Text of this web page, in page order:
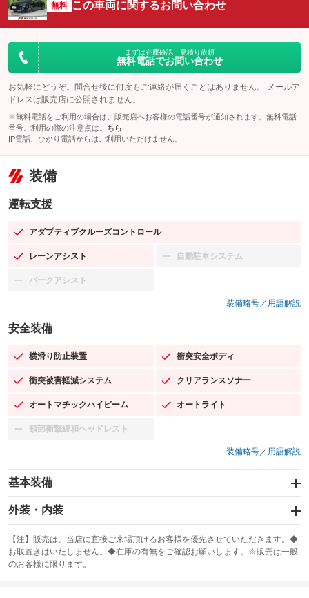
無料 この車両に関するお問い合わせ
まずは在庫確認・見積り依頼
無料電話でお問い合わせ
お気軽にどうぞ。問合せ後に何度もご連絡が届くことはありません。 メールア
ドレスは販売店に公開されません。
※無料電話をご利用の場合は、販売店へお客様の電話番号が通知されます。無料電話
番号ご利用の際の注意点は こちら
IP電話、ひかり電話からはご利用いただけません。
装備
運転支援
アダプティブクルーズコントロール
：装備あり
レーンアシスト
：装備あり 自動駐車システム
：装備なし
パークアシスト
：装備なし
装備略号／用語解説
安全装備
横滑り防止装置
：装備あり 衝突安全ボディ
：装備あり
衝突被害軽減システム
：装備あり クリアランスソナー
：装備あり
オートマチックハイビーム
：装備あり オートライト
：装備あり
頸部衝撃緩和ヘッドレスト
：装備なし
装備略号／用語解説
基本装備
エアバッグ：運転席/助手席/サイド
：装備あり
：装備なし
サンルーフ
：装備なし ABS
外装・内装
カーナビ：メモリーナビ他
：装備あり
TV：フルセグ
：装備あり
【注】販売は、当店に直接ご来場頂けるお客様を優先させていただきます。◆
お取置きはいたしません。◆在庫の有無をご確認お願いします。※販売は一般
のお客様に限ります。